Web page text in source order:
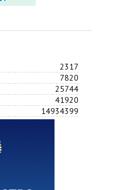
2317
7820
25744
41920
14934399